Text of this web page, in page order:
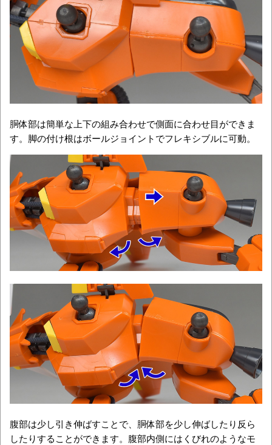
胴体部は簡単な上下の組み合わせで側面に合わせ目ができま
す。脚の付け根はボールジョイントでフレキシブルに可動。
腹部は少し引き伸ばすことで、胴体部を少し伸ばしたり反ら
したりすることができます。腹部内側にはくびれのようなモ